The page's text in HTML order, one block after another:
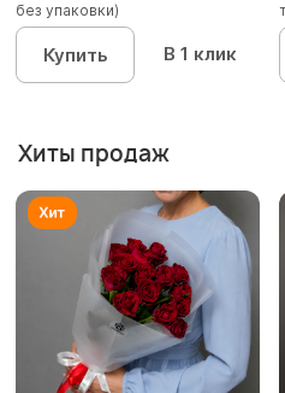
без упаковки)
Купить В 1 клик
Хиты продаж